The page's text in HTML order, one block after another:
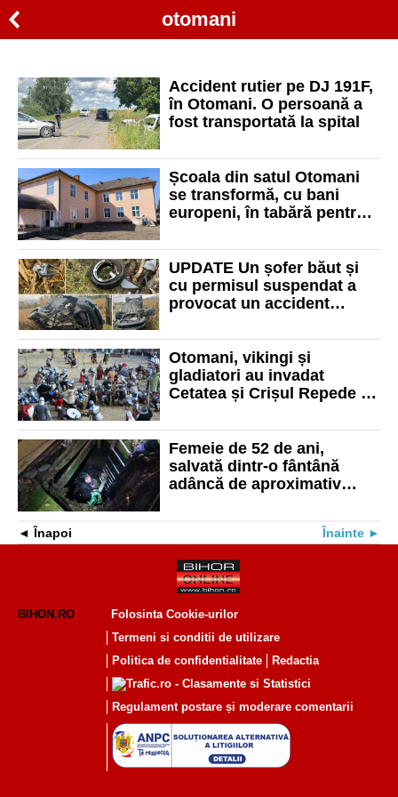
otomani
Accident rutier pe DJ 191F,
în Otomani. O persoană a
fost transportată la spital
Școala din satul Otomani
se transformă, cu bani
europeni, în tabără pentru
UPDATE Un șofer băut și
cu permisul suspendat a
provocat un accident
a pierdut viața
Otomani, vikingi și
gladiatori au invadat
Cetatea și Crișul Repede la
Femeie de 52 de ani,
salvată dintr-o fântână
adâncă de aproximativ
Înapoi Înainte
BIHON.RO
Folosinta Cookie-urilor
Termeni si conditii de utilizare
Politica de confidentialitate
Redactia
Regulament postare și moderare comentarii